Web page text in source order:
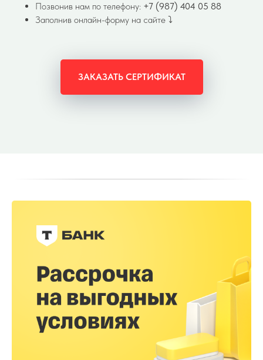
Позвонив нам по телефону: +7 (987) 404 05 88
Заполнив онлайн-форму на сайте ⤵️
ЗАКАЗАТЬ СЕРТИФИКАТ